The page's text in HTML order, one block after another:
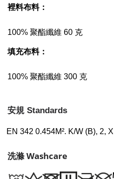
裡料布料：
100% 聚酯纖維 60 克
填充布料：
100% 聚酯纖維 300 克
安規 Standards
EN 342 0.454M². K/W (B), 2, X
洗滌 Washcare